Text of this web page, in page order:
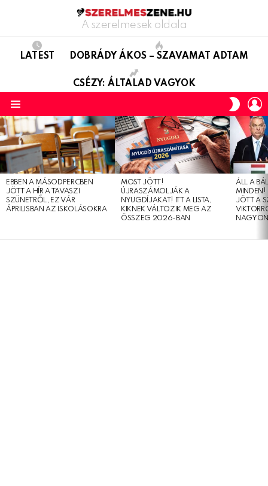
A szerelmesek oldala
LATEST DOBRÁDY ÁKOS – SZAVAMAT ADTAM
CSÉZY: ÁLTALAD VAGYOK
SKIN
LATEST
STORIES
EBBEN A MÁSODPERCBEN
JÖTT A HÍR A TAVASZI
SZÜNETRŐL, EZ VÁR
ÁPRILISBAN AZ ISKOLÁSOKRA
MOST JÖTT!
ÚJRASZÁMOLJÁK A
NYUGDÍJAKAT! ITT A LISTA,
KIKNEK VÁLTOZIK MEG AZ
ÖSSZEG 2026-BAN
ÁLL A
MINDEN!
JÖTT A